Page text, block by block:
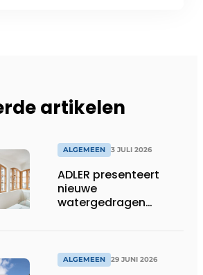
artikelen
ALGEMEEN 3 JULI 2026
ADLER presenteert
nieuwe
watergedragen
ALGEMEEN 29 JUNI 2026